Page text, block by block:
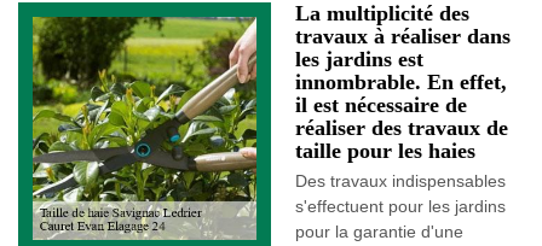
La multiplicité des
travaux à réaliser dans
les jardins est
innombrable. En effet,
il est nécessaire de
réaliser des travaux de
taille pour les haies
Des travaux indispensables
s'effectuent pour les jardins
pour la garantie d'une